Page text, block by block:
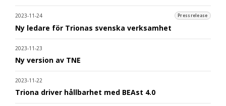
2023-11-24 Pressrelease
Ny ledare för Trionas svenska verksamhet
2023-11-23
Ny version av TNE
2023-11-22
Triona driver hållbarhet med BEAst 4.0